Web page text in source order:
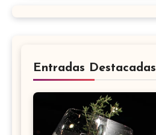
Entradas Destacadas